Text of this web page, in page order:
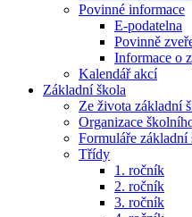
Povinné informace
E-podatelna
Povinně
Informace o
Kalendář akcí
Základní škola
Ze života základní
Organizace
Formuláře základní
Třídy
1. ročník
2. ročník
3. ročník